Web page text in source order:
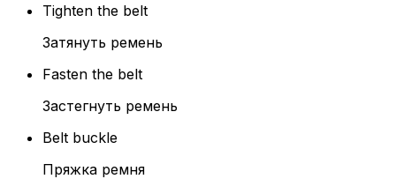
Tighten the belt
Затянуть ремень
Fasten the belt
Застегнуть ремень
Belt buckle
Пряжка ремня